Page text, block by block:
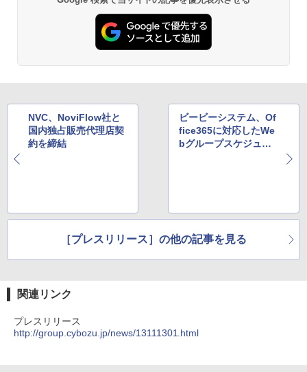
NVC、NoviFlow社と
国内独占販売代理店契
約を締結
ビービーシステム、Of
fice365に対応したWe
bグループスケジュー
［プレスリリース］の他の記事を見る
関連リンク
プレスリリース
http://group.cybozu.jp/news/13111301.html